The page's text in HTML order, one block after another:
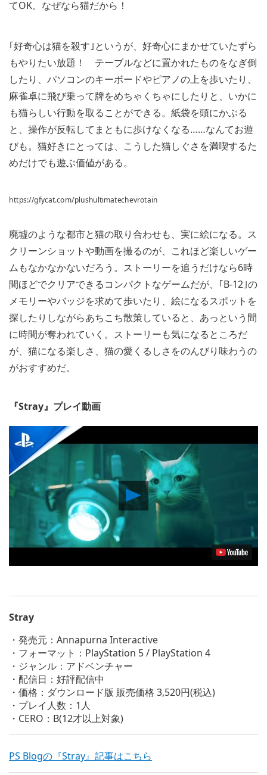
てOK。なぜなら猫だから！
｢好奇心は猫を殺す｣というが、好奇心にまかせていたずら
もやりたい放題！ テーブルなどに置かれたものをなぎ倒
したり、パソコンのキーボードやピアノの上を歩いたり、
麻雀卓に飛び乗って牌をめちゃくちゃにしたりと、いかに
も猫らしい行動を取ることができる。紙袋を頭にかぶる
と、操作が反転してまともに歩けなくなる……なんてお遊
びも。猫好きにとっては、こうした猫しぐさを満喫するた
めだけでも遊ぶ価値がある。
https://gfycat.com/plushultimatechevrotain
廃墟のような都市と猫の取り合わせも、実に絵になる。ス
クリーンショットや動画を撮るのが、これほど楽しいゲー
ムもなかなかないだろう。ストーリーを追うだけなら6時
間ほどでクリアできるコンパクトなゲームだが、｢B-12｣の
メモリーやバッジを求めて歩いたり、絵になるスポットを
探したりしながらあちこち散策していると、あっという間
に時間が奪われていく。ストーリーも気になるところだ
が、猫になる楽しさ、猫の愛くるしさをのんびり味わうの
がおすすめだ。
『Stray』プレイ動画
Play
Video
Stray
・発売元：Annapurna Interactive
・フォーマット：PlayStation 5 / PlayStation 4
・ジャンル：アドベンチャー
・配信日：好評配信中
・価格：ダウンロード版 販売価格 3,520円(税込)
・プレイ人数：1人
・CERO：B(12才以上対象)
PS Blogの『Stray』記事はこちら